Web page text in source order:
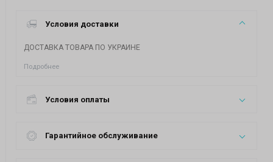
Условия доставки
ДОСТАВКА ТОВАРА ПО УКРАИНЕ
Подробнее
Условия оплаты
Гарантийное обслуживание